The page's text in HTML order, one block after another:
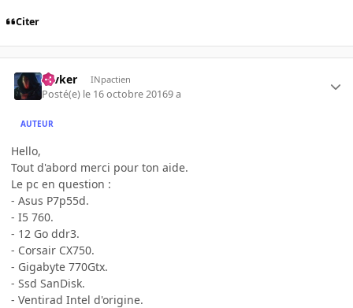
Citer
revker INpactien
Posté(e) le 16 octobre 20169 a
AUTEUR
Hello,
Tout d'abord merci pour ton aide.
Le pc en question :
- Asus P7p55d.
- I5 760.
- 12 Go ddr3.
- Corsair CX750.
- Gigabyte 770Gtx.
- Ssd SanDisk.
- Ventirad Intel d'origine.